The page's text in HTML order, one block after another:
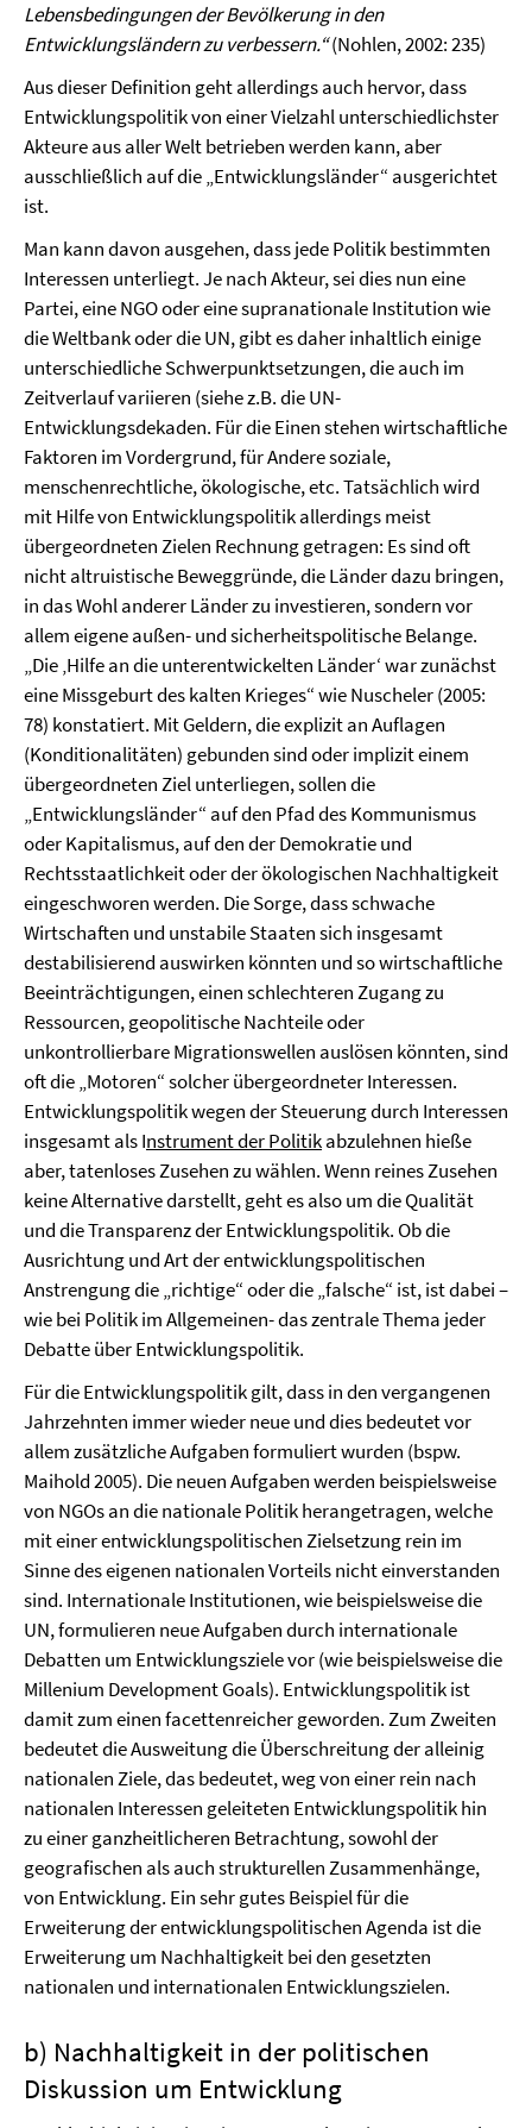
Lebensbedingungen der Bevölkerung in den
Entwicklungsländern zu verbessern.“(Nohlen, 2002: 235)
Aus dieser Definition geht allerdings auch hervor, dass
Entwicklungspolitik von einer Vielzahl unterschiedlichster
Akteure aus aller Welt betrieben werden kann, aber
ausschließlich auf die „Entwicklungsländer“ ausgerichtet
ist.
Man kann davon ausgehen, dass jede Politik bestimmten
Interessen unterliegt. Je nach Akteur, sei dies nun eine
Partei, eine NGO oder eine supranationale Institution wie
die Weltbank oder die UN, gibt es daher inhaltlich einige
unterschiedliche Schwerpunktsetzungen, die auch im
Zeitverlauf variieren (siehe z.B. die UN-
Entwicklungsdekaden. Für die Einen stehen wirtschaftliche
Faktoren im Vordergrund, für Andere soziale,
menschenrechtliche, ökologische, etc. Tatsächlich wird
mit Hilfe von Entwicklungspolitik allerdings meist
übergeordneten Zielen Rechnung getragen: Es sind oft
nicht altruistische Beweggründe, die Länder dazu bringen,
in das Wohl anderer Länder zu investieren, sondern vor
allem eigene außen- und sicherheitspolitische Belange.
„Die ‚Hilfe an die unterentwickelten Länder‘ war zunächst
eine Missgeburt des kalten Krieges“ wie Nuscheler (2005:
78) konstatiert. Mit Geldern, die explizit an Auflagen
(Konditionalitäten) gebunden sind oder implizit einem
übergeordneten Ziel unterliegen, sollen die
„Entwicklungsländer“ auf den Pfad des Kommunismus
oder Kapitalismus, auf den der Demokratie und
Rechtsstaatlichkeit oder der ökologischen Nachhaltigkeit
eingeschworen werden. Die Sorge, dass schwache
Wirtschaften und unstabile Staaten sich insgesamt
destabilisierend auswirken könnten und so wirtschaftliche
Beeinträchtigungen, einen schlechteren Zugang zu
Ressourcen, geopolitische Nachteile oder
unkontrollierbare Migrationswellen auslösen könnten, sind
oft die „Motoren“ solcher übergeordneter Interessen.
Entwicklungspolitik wegen der Steuerung durch Interessen
insgesamt als Instrument der Politikabzulehnen hieße
aber, tatenloses Zusehen zu wählen. Wenn reines Zusehen
keine Alternative darstellt, geht es also um die Qualität
und die Transparenz der Entwicklungspolitik. Ob die
Ausrichtung und Art der entwicklungspolitischen
Anstrengung die „richtige“ oder die „falsche“ ist, ist dabei –
wie bei Politik im Allgemeinen- das zentrale Thema jeder
Debatte über Entwicklungspolitik.
Für die Entwicklungspolitik gilt, dass in den vergangenen
Jahrzehnten immer wieder neue und dies bedeutet vor
allem zusätzliche Aufgaben formuliert wurden (bspw.
Maihold 2005). Die neuen Aufgaben werden beispielsweise
von NGOs an die nationale Politik herangetragen, welche
mit einer entwicklungspolitischen Zielsetzung rein im
Sinne des eigenen nationalen Vorteils nicht einverstanden
sind. Internationale Institutionen, wie beispielsweise die
UN, formulieren neue Aufgaben durch internationale
Debatten um Entwicklungsziele vor (wie beispielsweise die
Millenium Development Goals). Entwicklungspolitik ist
damit zum einen facettenreicher geworden. Zum Zweiten
bedeutet die Ausweitung die Überschreitung der alleinig
nationalen Ziele, das bedeutet, weg von einer rein nach
nationalen Interessen geleiteten Entwicklungspolitik hin
zu einer ganzheitlicheren Betrachtung, sowohl der
geografischen als auch strukturellen Zusammenhänge,
von Entwicklung. Ein sehr gutes Beispiel für die
Erweiterung der entwicklungspolitischen Agenda ist die
Erweiterung um Nachhaltigkeit bei den gesetzten
nationalen und internationalen Entwicklungszielen.
b) Nachhaltigkeit in der politischen
Diskussion um Entwicklung